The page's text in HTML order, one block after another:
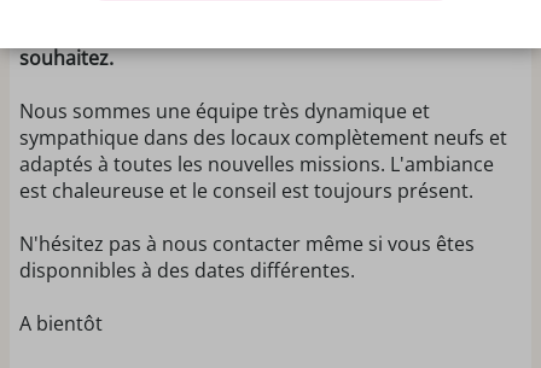
souhaitez.
Nous sommes une équipe très dynamique et
sympathique dans des locaux complètement neufs et
adaptés à toutes les nouvelles missions. L'ambiance
est chaleureuse et le conseil est toujours présent.
N'hésitez pas à nous contacter même si vous êtes
disponnibles à des dates différentes.
A bientôt